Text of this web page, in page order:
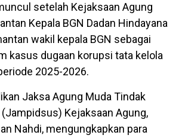
setelah Kejaksaan Agung
Kepala BGN Dadan Hindayana
wakil kepala BGN sebagai
kasus dugaan korupsi tata kelola
2025-2026.
Jaksa Agung Muda Tindak
Kejaksaan Agung,
Nahdi, mengungkapkan para